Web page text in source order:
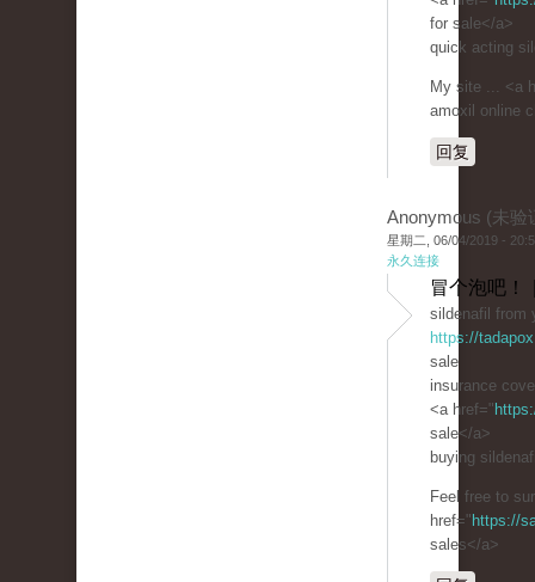
for sale</a>
quick acting
My site ... <a
amoxil online
回复
Anonymous (未验
星期二, 06/04/2019 -
永久连接
冒个泡吧！
sildenafil from
https://
sale
insurance
<a href="
sale</a>
buying
Feel free to
href=" https://
sales</a>